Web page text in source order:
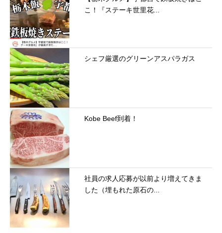
こ！『ステーキ世里花...
シェフ厳選のグリーンアスパラガス
Kobe Beef到着！
社員の求人応募が以前より増えてきま
した（埋もれた原石の...